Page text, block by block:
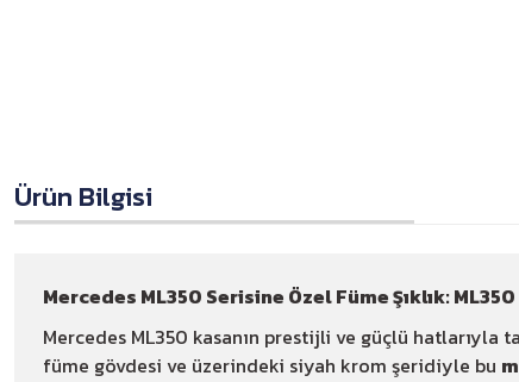
Ürün Bilgisi
Mercedes ML350 Serisine Özel Füme Şıklık: ML350
Mercedes ML350 kasanın prestijli ve güçlü hatlarıyla
füme gövdesi ve üzerindeki siyah krom şeridiyle bu